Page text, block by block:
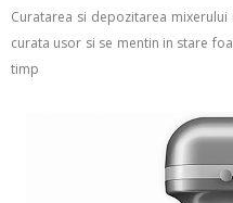
Curatarea si depozitarea
curata usor si se mentin in stare
timp